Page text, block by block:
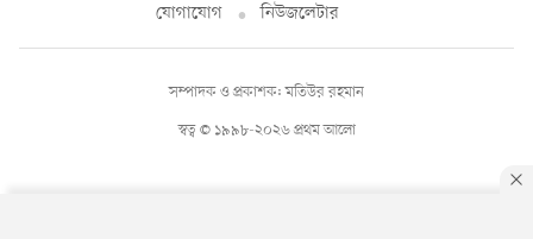
যোগাযোগ
নিউজলেটার
স্বত্ব © ১৯৯৮-২০২৬ প্রথম আলো
সম্পাদক ও প্রকাশক: মতিউর রহমান